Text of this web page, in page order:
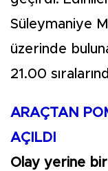
Süleymaniye
üzerinde
21.00
ARAÇTAN
AÇILDI
Olay yerine